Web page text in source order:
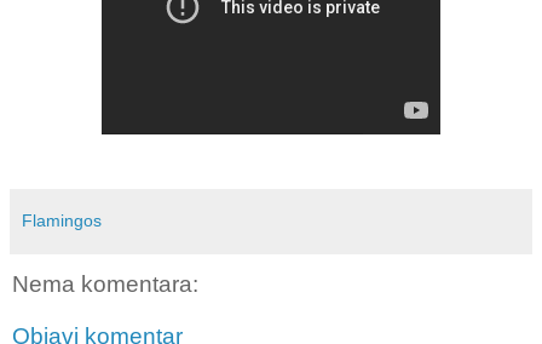
Flamingos
Nema komentara:
Objavi komentar